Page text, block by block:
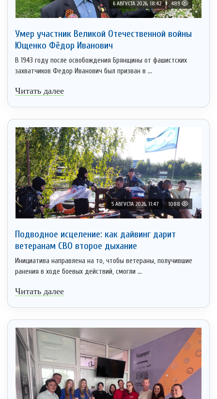
6 АВГУСТА 2026, 18:42 489
Умер участник Великой Отечественной войны
Ющенко Фёдор Иванович
В 1943 году после освобождения Брянщины от фашистских
захватчиков Федор Иванович был призван в ...
Читать далее
5 АВГУСТА 2026, 11:47 1088
Подводное исцеление: как дайвинг дарит
ветеранам СВО второе дыхание
Инициатива направлена на то, чтобы ветераны, получившие
ранения в ходе боевых действий, смогли ...
Читать далее